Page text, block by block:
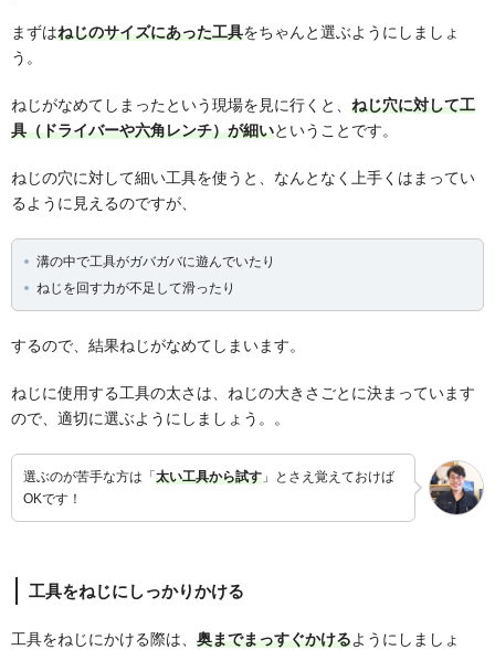
まずはねじのサイズにあった工具をちゃんと選ぶようにしましょ
う。
ねじがなめてしまったという現場を見に行くと、 ねじ穴に対して工
具（ドライバーや六角レンチ）が細いということです。
ねじの穴に対して細い工具を使うと、なんとなく上手くはまってい
るように見えるのですが、
溝の中で工具がガバガバに遊んでいたり
ねじを回す力が不足して滑ったり
するので、結果ねじがなめてしまいます。
ねじに使用する工具の太さは、ねじの大きさごとに決まっています
ので、適切に選ぶようにしましょう。。
選ぶのが苦手な方は「 太い工具から試す 」とさえ覚えておけば
OKです！
工具をねじにしっかりかける
工具をねじにかける際は、 奥までまっすぐかけるようにしましょ